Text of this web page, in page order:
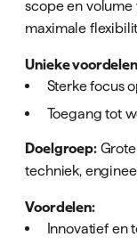
scope en
maximale
Unieke
Sterke focus
Toegang tot
Doelgroep:Grote
techniek,
Voordelen:
Innovatief en